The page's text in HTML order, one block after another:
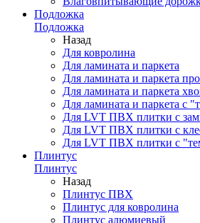
Подложка
Подложка
Назад
Для ковролина
Для ламината и паркета
Для ламината и паркета
Для ламината и паркета
Для ламината и паркета с
Для LVT ПВХ плитки с
Для LVT ПВХ плитки с
Для LVT ПВХ плитки с
Плинтус
Плинтус
Назад
Плинтус ПВХ
Плинтус для ковролина
Плинтус алюмиевый